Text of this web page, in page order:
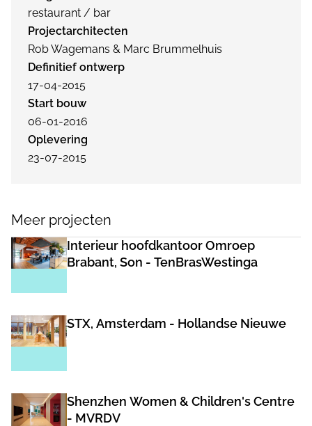
restaurant / bar
Projectarchitecten
Rob Wagemans & Marc Brummelhuis
Definitief ontwerp
17-04-2015
Start bouw
06-01-2016
Oplevering
23-07-2015
Meer projecten
Interieur hoofdkantoor Omroep
Brabant, Son - TenBrasWestinga
STX, Amsterdam - Hollandse Nieuwe
Shenzhen Women & Children's Centre
- MVRDV